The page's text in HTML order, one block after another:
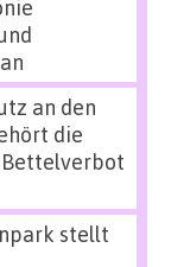
an den
die
stellt